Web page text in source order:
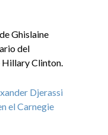
Ghislaine
del
Hillary Clinton.
Djerassi
el Carnegie